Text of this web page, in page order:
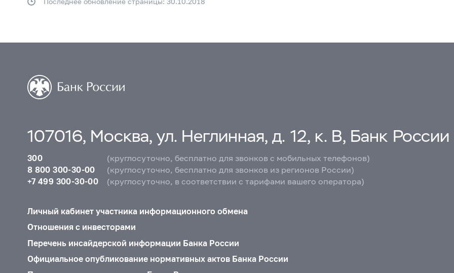
107016, Москва, ул. Неглинная, д. 12, к. В, Банк России
300
(круглосуточно, бесплатно для звонков с мобильных телефонов)
8 800 300-30-00
(круглосуточно, бесплатно для звонков из регионов России)
+7 499 300-30-00
(круглосуточно, в соответствии с тарифами вашего оператора)
Личный кабинет участника информационного обмена
Отношения с инвесторами
Перечень инсайдерской информации Банка России
Официальное опубликование нормативных актов Банка России